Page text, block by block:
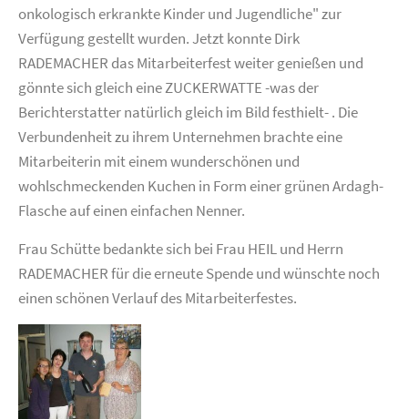
onkologisch erkrankte Kinder und Jugendliche" zur
Verfügung gestellt wurden. Jetzt konnte Dirk
RADEMACHER das Mitarbeiterfest weiter genießen und
gönnte sich gleich eine ZUCKERWATTE -was der
Berichterstatter natürlich gleich im Bild festhielt- . Die
Verbundenheit zu ihrem Unternehmen brachte eine
Mitarbeiterin mit einem wunderschönen und
wohlschmeckenden Kuchen in Form einer grünen Ardagh-
Flasche auf einen einfachen Nenner.
Frau Schütte bedankte sich bei Frau HEIL und Herrn
RADEMACHER für die erneute Spende und wünschte noch
einen schönen Verlauf des Mitarbeiterfestes.